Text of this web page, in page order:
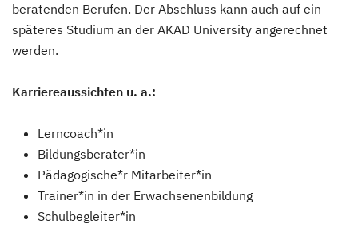
beratenden Berufen. Der Abschluss kann auch auf ein
späteres Studium an der AKAD University angerechnet
werden.
Karriereaussichten u. a.:
Lerncoach*in
Bildungsberater*in
Pädagogische*r Mitarbeiter*in
Trainer*in in der Erwachsenenbildung
Schulbegleiter*in